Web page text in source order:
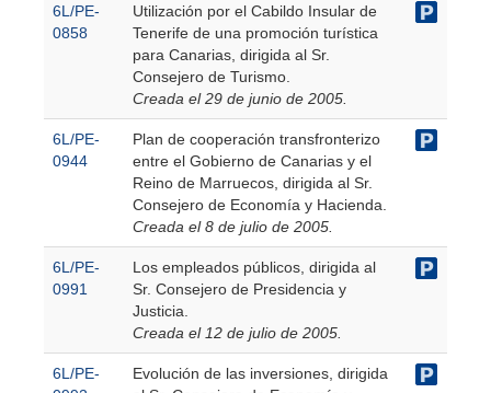
6L/PE-
0858
Utilización por el Cabildo Insular de
Tenerife de una promoción turística
para Canarias, dirigida al Sr.
Consejero de Turismo.
Creada el 29 de junio de 2005.
6L/PE-
0944
Plan de cooperación transfronterizo
entre el Gobierno de Canarias y el
Reino de Marruecos, dirigida al Sr.
Consejero de Economía y Hacienda.
Creada el 8 de julio de 2005.
6L/PE-
0991
Los empleados públicos, dirigida al
Sr. Consejero de Presidencia y
Justicia.
Creada el 12 de julio de 2005.
6L/PE-
Evolución de las inversiones, dirigida